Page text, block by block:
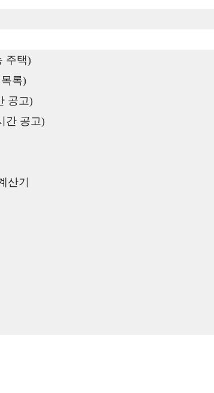
주택)
록)
공고)
간 공고)
산기